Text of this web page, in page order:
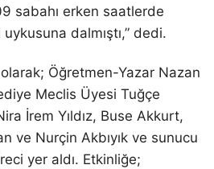
sabahı erken saatlerde
dalmıştı,” dedi.
Öğretmen-Yazar Nazan
Meclis Üyesi Tuğçe
İrem Yıldız, Buse Akkurt,
ve Nurçin Akbıyık ve sunucu
yer aldı. Etkinliğe;